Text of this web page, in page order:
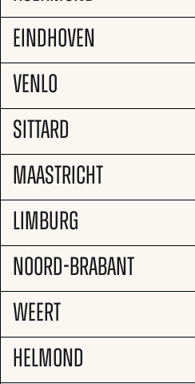
EINDHOVEN
VENLO
SITTARD
MAASTRICHT
LIMBURG
NOORD-BRABANT
WEERT
HELMOND